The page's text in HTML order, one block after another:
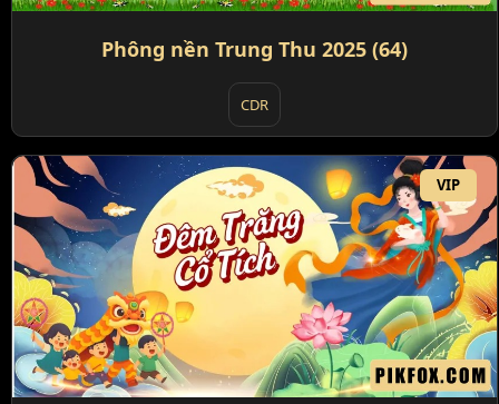
Phông nền Trung Thu 2025 (64)
CDR
VIP